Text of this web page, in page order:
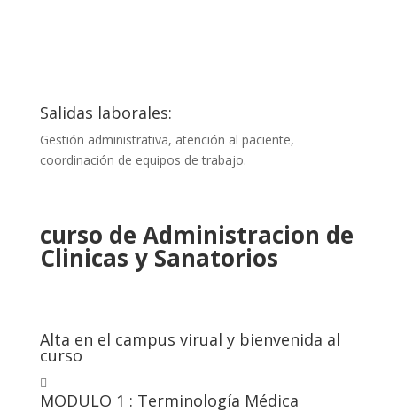
Salidas laborales:
Gestión administrativa, atención al paciente,
coordinación de equipos de trabajo.
curso de Administracion de
Clinicas y Sanatorios
Alta en el campus virual y bienvenida al
curso

MODULO 1 : Terminología Médica